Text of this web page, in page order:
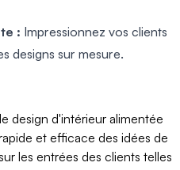
: Impressionnez vos clients
designs sur mesure.
design d'intérieur alimentée
et efficace des idées de
les entrées des clients telles